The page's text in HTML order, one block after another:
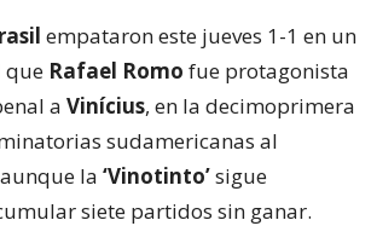
empataron este jueves 1-1 en un
que Rafael Romo fue protagonista
a Vinícius, en la decimoprimera
sudamericanas al
la ‘Vinotinto’sigue
siete partidos sin ganar.